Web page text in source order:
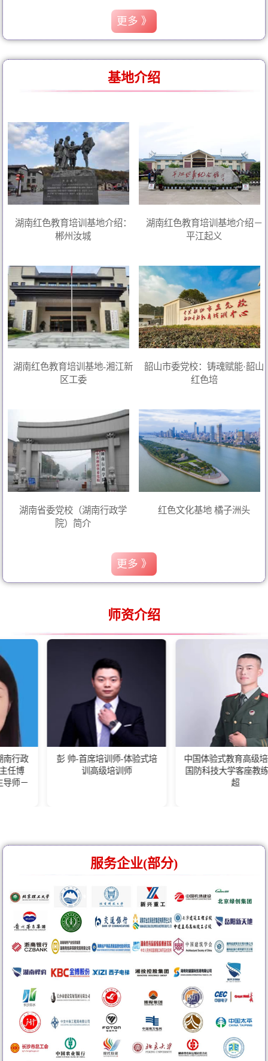
更多 》
基地介绍
湖南红色教育培训基地介绍：
郴州汝城
湖南红色教育培训基地介绍－
平江起义
湖南红色教育培训基地-湘江新
区工委
韶山市委党校：铸魂赋能·韶山
红色培
湖南省委党校（湖南行政学
院）简介
红色文化基地 橘子洲头
更多 》
师资介绍
彭 帅-首席培训师-体验式培
训高级培训师
中国体验式教育高级培训师-
国防科技大学客座教练王佰
服务企业(部分)